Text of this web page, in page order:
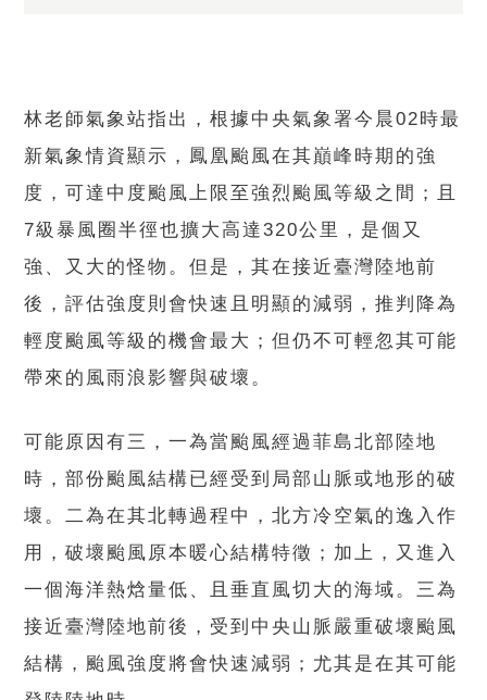
林老師氣象站指出，根據中央氣象署今晨02時最
新氣象情資顯示，鳳凰颱風在其巔峰時期的強
度，可達中度颱風上限至強烈颱風等級之間；且
7級暴風圈半徑也擴大高達320公里，是個又
強、又大的怪物。但是，其在接近臺灣陸地前
後，評估強度則會快速且明顯的減弱，推判降為
輕度颱風等級的機會最大；但仍不可輕忽其可能
帶來的風雨浪影響與破壞。
可能原因有三，一為當颱風經過菲島北部陸地
時，部份颱風結構已經受到局部山脈或地形的破
壞。二為在其北轉過程中，北方冷空氣的逸入作
用，破壞颱風原本暖心結構特徵；加上，又進入
一個海洋熱焓量低、且垂直風切大的海域。三為
接近臺灣陸地前後，受到中央山脈嚴重破壞颱風
結構，颱風強度將會快速減弱；尤其是在其可能